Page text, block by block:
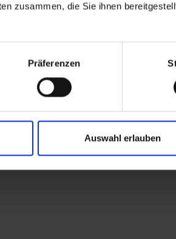
zusammen, die Sie ihnen
Präferenzen
Auswahl erlauben